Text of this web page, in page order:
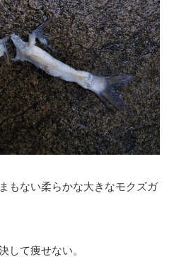
もない柔らかな大きなモクズガ
して痩せない。